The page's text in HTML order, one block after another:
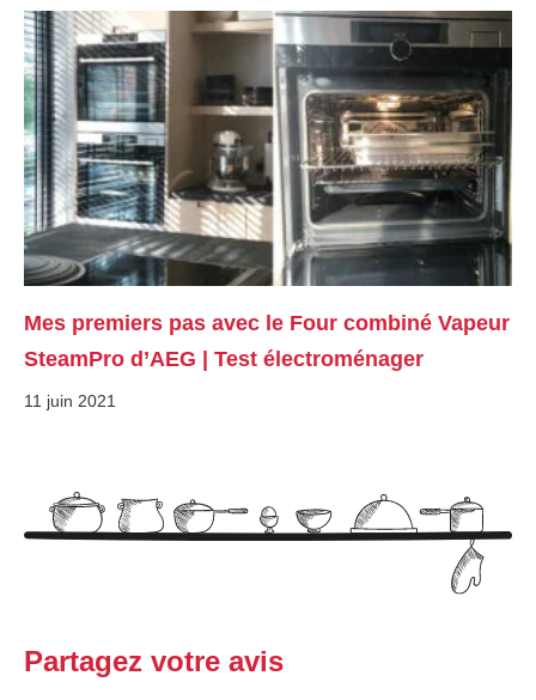
Mes premiers pas avec le Four combiné Vapeur
SteamPro d’AEG | Test électroménager
11 juin 2021
Partagez votre avis